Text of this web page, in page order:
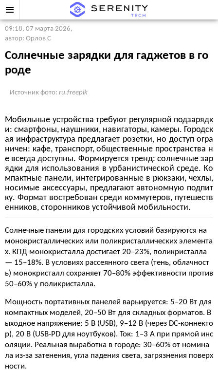
09:18, 07 марта 2026,
автор: Орлов С
Солнечные зарядки для гаджетов в го
роде
Источник фото: ru.freepik
Мобильные устройства требуют регулярной подзарядк
и: смартфоны, наушники, навигаторы, камеры. Городск
ая инфраструктура предлагает розетки, но доступ огра
ничен: кафе, транспорт, общественные пространства н
е всегда доступны. Формируется тренд: солнечные зар
ядки для использования в урбанистической среде. Ко
мпактные панели, интегрированные в рюкзаки, чехлы,
носимые аксессуары, предлагают автономную подпит
ку. Формат востребован среди коммутеров, путешеств
енников, сторонников устойчивой мобильности.
Солнечные панели для городских условий базируются на
монокристаллических или поликристаллических элемента
х. КПД монокристалла достигает 20–23%, поликристалла
— 15–18%. В условиях рассеянного света (тень, облачност
ь) монокристалл сохраняет 70–80% эффективности против
50–60% у поликристалла.
Мощность портативных панелей варьируется: 5–20 Вт для
компактных моделей, 20–50 Вт для складных форматов. В
ыходное напряжение: 5 В (USB), 9–12 В (через DC-коннекто
р), 20 В (USB-PD для ноутбуков). Ток: 1–3 А при прямой инс
оляции. Реальная выработка в городе: 30–60% от номина
ла из-за затенения, угла падения света, загрязнения поверх
ности.